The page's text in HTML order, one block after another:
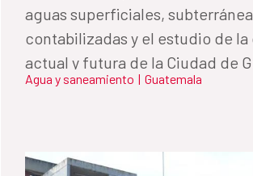
aguas superficiales,
contabilizadas y el estudio de la
actual y futura de la Ciudad de
Agua y saneamiento | Guatemala